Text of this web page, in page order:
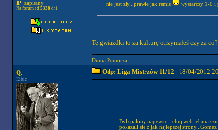
IP: zapisany
Na forum od 5338dni
nie jest zly...prawie jak remis
wystarczy 1-0 i
Te gwiazdki to za kulturę otrzymałeś czy za co?
Duma Pomorza
Q.
Kibic
Odp: Liga Mistrzów 11/12 - 18/04/2012
Był spalony napewno i chuj web jebana
pokazali sie z jak najlepszej